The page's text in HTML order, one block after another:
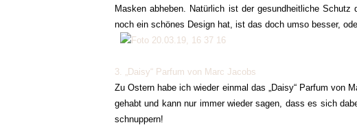
Masken abheben. Natürlich ist der gesundheitliche
noch ein schönes Design hat, ist das doch umso besser,
3. „Daisy“ Parfum von Marc Jacobs
Zu Ostern habe ich wieder einmal das „Daisy“ Parfum von
gehabt und kann nur immer wieder sagen, dass es sich
schnuppern!